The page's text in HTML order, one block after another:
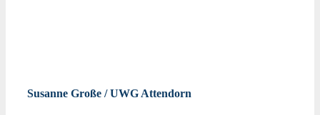
Susanne Große / UWG Attendorn